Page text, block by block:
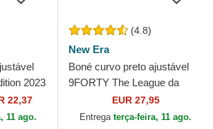
2023
da New
22,37
11 ago.
(4.8)
New Era
Boné curvo preto ajustável
9FORTY The League da
Miami Heat NBA da New Era
EUR 27,95
Entrega terça-feira, 11 ago.